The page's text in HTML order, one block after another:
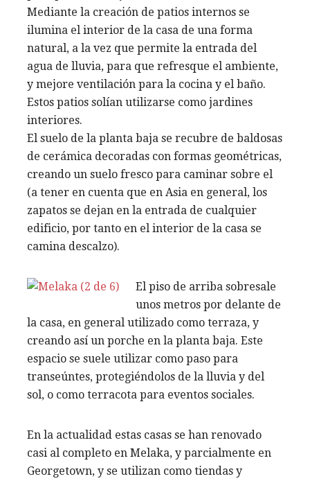
Mediante la creación de patios internos se
ilumina el interior de la casa de una forma
natural, a la vez que permite la entrada del
agua de lluvia, para que refresque el ambiente,
y mejore ventilación para la cocina y el baño.
Estos patios solían utilizarse como jardines
interiores.
El suelo de la planta baja se recubre de baldosas
de cerámica decoradas con formas geométricas,
creando un suelo fresco para caminar sobre el
(a tener en cuenta que en Asia en general, los
zapatos se dejan en la entrada de cualquier
edificio, por tanto en el interior de la casa se
camina descalzo).
El piso de arriba sobresale
unos metros por delante de
la casa, en general utilizado como terraza, y
creando así un porche en la planta baja. Este
espacio se suele utilizar como paso para
transeúntes, protegiéndolos de la lluvia y del
sol, o como terracota para eventos sociales.
En la actualidad estas casas se han renovado
casi al completo en Melaka, y parcialmente en
Georgetown, y se utilizan como tiendas y